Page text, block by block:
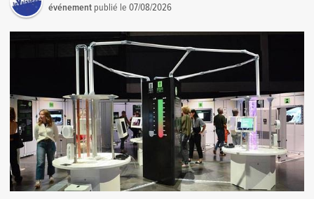
événement publié le07/08/2026